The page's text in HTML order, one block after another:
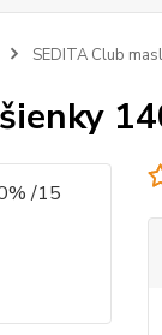
SEDITA Club